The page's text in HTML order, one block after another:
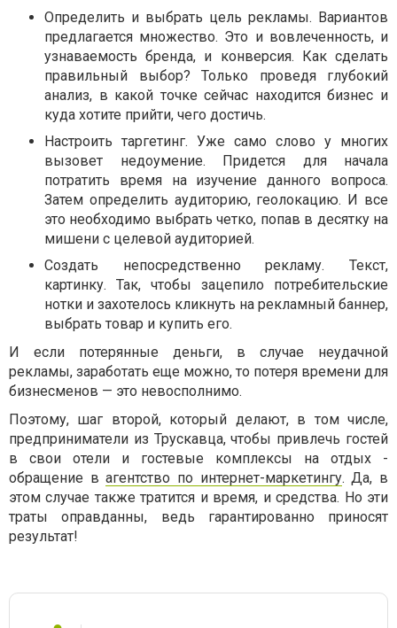
Определить и выбрать цель рекламы. Вариантов
предлагается множество. Это и вовлеченность, и
узнаваемость бренда, и конверсия. Как сделать
правильный выбор? Только проведя глубокий
анализ, в какой точке сейчас находится бизнес и
куда хотите прийти, чего достичь.
Настроить таргетинг. Уже само слово у многих
вызовет недоумение. Придется для начала
потратить время на изучение данного вопроса.
Затем определить аудиторию, геолокацию. И все
это необходимо выбрать четко, попав в десятку на
мишени с целевой аудиторией.
Создать непосредственно рекламу. Текст,
картинку. Так, чтобы зацепило потребительские
нотки и захотелось кликнуть на рекламный баннер,
выбрать товар и купить его.
И если потерянные деньги, в случае неудачной
рекламы, заработать еще можно, то потеря времени для
бизнесменов — это невосполнимо.
Поэтому, шаг второй, который делают, в том числе,
предприниматели из Трускавца, чтобы привлечь гостей
в свои отели и гостевые комплексы на отдых -
обращение вагентство по интернет-маркетингу. Да, в
этом случае также тратится и время, и средства. Но эти
траты оправданны, ведь гарантированно приносят
результат!